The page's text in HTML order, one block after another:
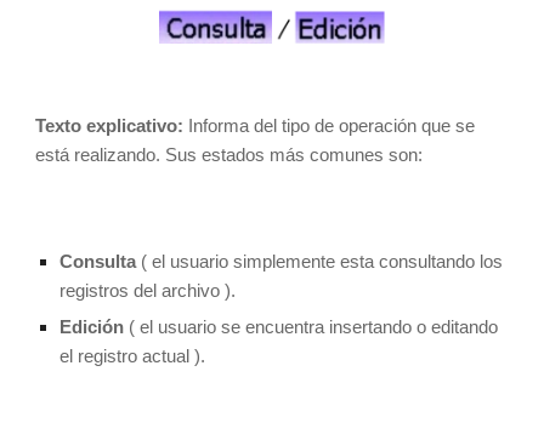
Texto explicativo:
Informa del tipo de operación que se
está realizando. Sus estados más comunes son:
Consulta ( el usuario simplemente esta consultando los
registros del archivo ).
Edición ( el usuario se encuentra insertando o editando
el registro actual ).